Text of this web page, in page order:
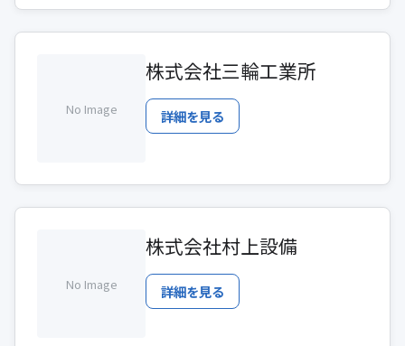
No Image
株式会社三輪工業所
詳細を見る
No Image
株式会社村上設備
詳細を見る